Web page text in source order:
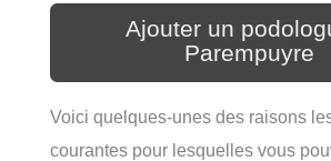
Ajouter un
Parempuyre
Voici quelques-unes des raisons
courantes pour lesquelles vous